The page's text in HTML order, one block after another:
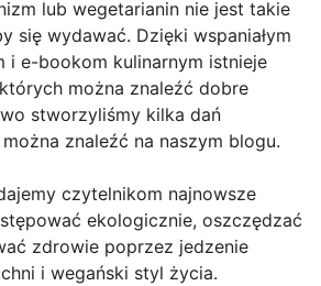
lub wegetarianin nie jest takie
się wydawać. Dzięki wspaniałym
i e-bookom kulinarnym istnieje
można znaleźć dobre
stworzyliśmy kilka dań
znaleźć na naszym blogu.
czytelnikom najnowsze
ekologicznie, oszczędzać
zdrowie poprzez jedzenie
i wegański styl życia.